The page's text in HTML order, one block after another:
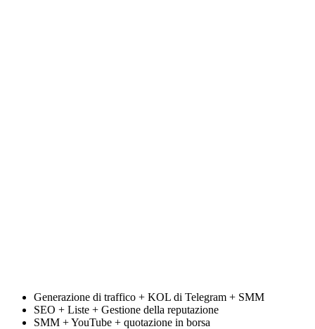
Generazione di traffico + KOL di Telegram + SMM
SEO + Liste + Gestione della reputazione
SMM + YouTube + quotazione in borsa